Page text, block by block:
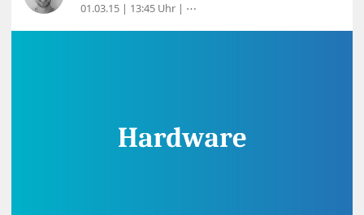
01.03.15 | 13:45 Uhr | ⋯